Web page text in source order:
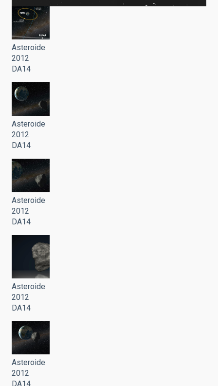
Asteroide
2012
DA14
Asteroide
2012
DA14
Asteroide
2012
DA14
Asteroide
2012
DA14
Asteroide
2012
DA14